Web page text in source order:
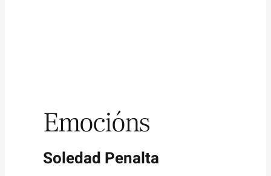
Emocións
Soledad Penalta